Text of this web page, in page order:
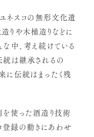
ネスコの無形文化遺
りや木桶造りなどに
な中、考え続けている
統は継承されるの
に伝統はまったく残
を使った酒造り技術
登録の動きにあわせ